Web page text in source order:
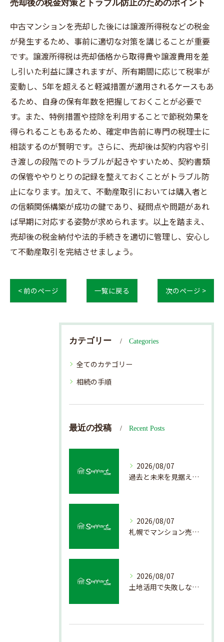
売却後の税金対策とトラブル防止のためのポイント
中古マンションを売却した後には譲渡所得税などの税金
が発生するため、事前に適切な対策を講じることが重要
です。譲渡所得税は売却価格から取得費や譲渡費用を差
し引いた利益に課されますが、所有期間に応じて税率が
変動し、5年を超えると軽減措置が適用されるケースもあ
るため、自身の保有年数を把握しておくことが必要で
す。また、特例措置や控除を利用することで節税効果を
得られることもあるため、確定申告前に専門の税理士に
相談するのが賢明です。さらに、売却後は契約内容や引
き渡しの段階でのトラブルが起きやすいため、契約書類
の保管ややりとりの記録を整えておくことがトラブル防
止になります。加えて、不動産取引においては購入者と
の信頼関係構築が成功の鍵であり、疑問点や問題があれ
ば早期に対応する姿勢が求められます。以上を踏まえ、
売却後の税金納付や法的手続きを適切に管理し、安心し
て不動産取引を完結させましょう。
< 前のページ 一覧に戻る 次のページ >
カテゴリー Categories
全てのカテゴリー
相続の手順
最近の投稿 Recent Posts
2026/08/07
過去と未来を見据えた戸建て売却の秘訣
2026/08/07
札幌でマンション売却を成功させる査定と価格の見極め方
2026/08/07
土地活用で失敗しない売却準備のポイント